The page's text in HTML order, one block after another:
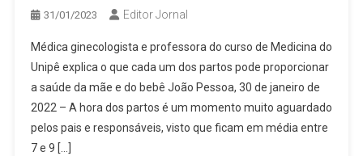
31/01/2023 Editor Jornal
Médica ginecologista e professora do curso de Medicina do
Unipê explica o que cada um dos partos pode proporcionar
a saúde da mãe e do bebê João Pessoa, 30 de janeiro de
2022 – A hora dos partos é um momento muito aguardado
pelos pais e responsáveis, visto que ficam em média entre
7 e 9 […]